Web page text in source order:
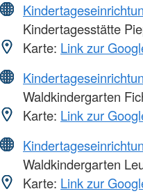
Kindertagesstätte
Karte: Link zur
Waldkindergarten
Karte: Link zur
Waldkindergarten
Karte: Link zur